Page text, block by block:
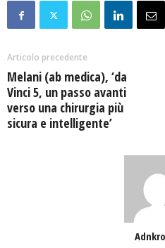
Articolo precedente
Melani (ab medica), ‘da
Vinci 5, un passo avanti
verso una chirurgia più
sicura e intelligente’